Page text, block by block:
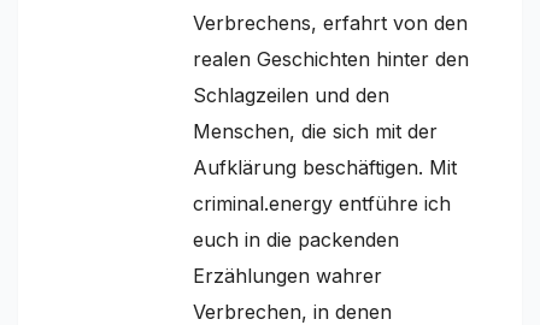
Verbrechens, erfahrt von den
realen Geschichten hinter den
Schlagzeilen und den
Menschen, die sich mit der
Aufklärung beschäftigen. Mit
criminal.energy entführe ich
euch in die packenden
Erzählungen wahrer
Verbrechen, in denen